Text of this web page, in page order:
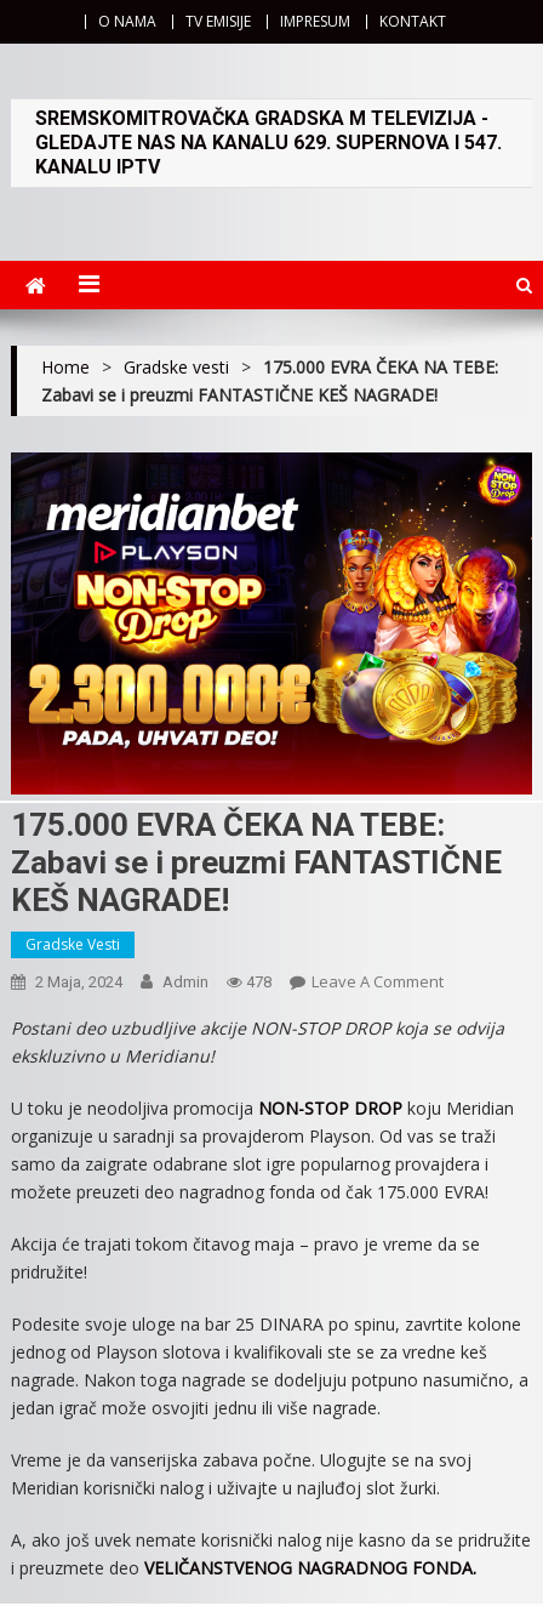
O NAMA TV EMISIJE IMPRESUM KONTAKT
SREMSKOMITROVAČKA GRADSKA M TELEVIZIJA -
GLEDAJTE NAS NA KANALU 629. SUPERNOVA I 547.
KANALU IPTV
Home > Gradske vesti > 175.000 EVRA ČEKA NA TEBE:
Zabavi se i preuzmi FANTASTIČNE KEŠ NAGRADE!
175.000 EVRA ČEKA NA TEBE:
Zabavi se i preuzmi FANTASTIČNE
KEŠ NAGRADE!
Gradske Vesti
2 Maja, 2024 Admin 478 Leave A CommentOn
EVRA
TEBE:
Zabavi
Se
I
FANTASTIČNE
Postani deo uzbudljive akcije NON-STOP DROP koja se odvija
ekskluzivno u Meridianu!
U toku je neodoljiva promocija NON-STOP DROPkoju Meridian
organizuje u saradnji sa provajderom Playson. Od vas se traži
samo da zaigrate odabrane slot igre popularnog provajdera i
možete preuzeti deo nagradnog fonda od čak 175.000 EVRA!
Akcija će trajati tokom čitavog maja – pravo je vreme da se
pridružite!
Podesite svoje uloge na bar 25 DINARA po spinu, zavrtite kolone
jednog od Playson slotova i kvalifikovali ste se za vredne keš
nagrade. Nakon toga nagrade se dodeljuju potpuno nasumično, a
jedan igrač može osvojiti jednu ili više nagrade.
Vreme je da vanserijska zabava počne. Ulogujte se na svoj
Meridian korisnički nalog i uživajte u najluđoj slot žurki.
A, ako još uvek nemate korisnički nalog nije kasno da se pridružite
i preuzmete deo VELIČANSTVENOG NAGRADNOG FONDA.